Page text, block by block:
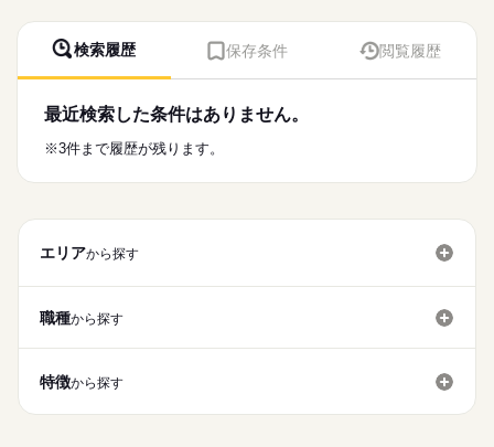
検索履歴 保存条件 閲覧履歴
最近検索した条件はありません。
※3件まで履歴が残ります。
エリアから探す
職種から探す
特徴から探す